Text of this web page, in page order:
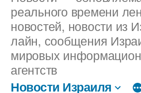
реального времени
новостей, новости из
лайн, сообщения
мировых
агентств
Новости Израиля